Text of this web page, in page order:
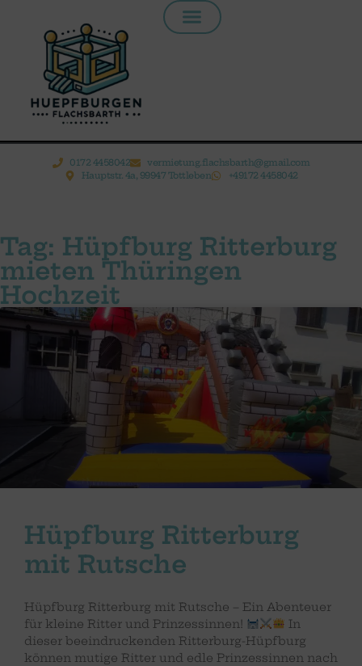
0172 4458042
vermietung.flachsbarth@gmail.com
Hauptstr. 4a, 99947 Tottleben
+49172 4458042
Tag: Hüpfburg Ritterburg
mieten Thüringen
Hochzeit
Hüpfburg Ritterburg
mit Rutsche
Hüpfburg Ritterburg mit Rutsche – Ein Abenteuer
für kleine Ritter und Prinzessinnen!
In
dieser beeindruckenden Ritterburg-Hüpfburg
können mutige Ritter und edle Prinzessinnen nach